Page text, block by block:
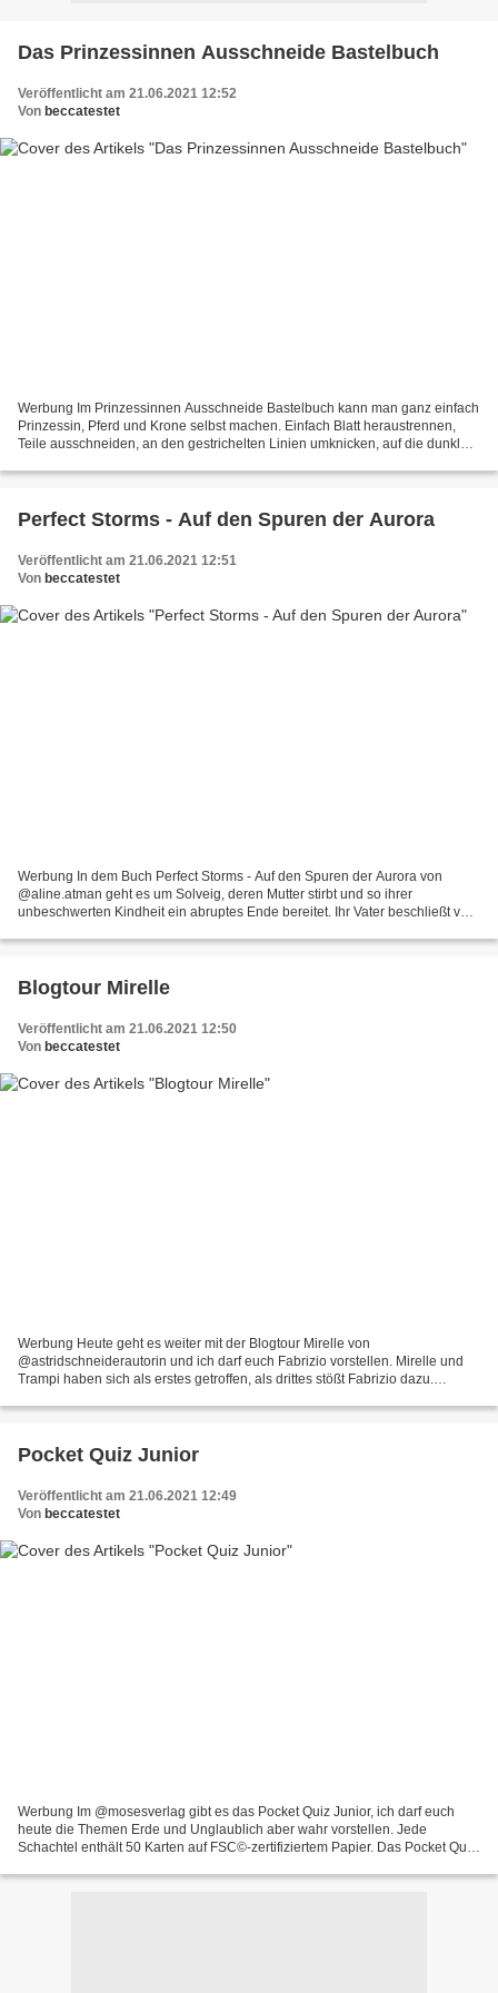
Das Prinzessinnen Ausschneide Bastelbuch
Veröffentlicht am 21.06.2021 12:52
Von beccatestet
Werbung Im Prinzessinnen Ausschneide Bastelbuch kann man ganz einfach
Prinzessin, Pferd und Krone selbst machen. Einfach Blatt heraustrennen,
Teile ausschneiden, an den gestrichelten Linien umknicken, auf die dunklen
Perfect Storms - Auf den Spuren der Aurora
Veröffentlicht am 21.06.2021 12:51
Von beccatestet
Werbung In dem Buch Perfect Storms - Auf den Spuren der Aurora von
@aline.atman geht es um Solveig, deren Mutter stirbt und so ihrer
unbeschwerten Kindheit ein abruptes Ende bereitet. Ihr Vater beschließt von
Blogtour Mirelle
Veröffentlicht am 21.06.2021 12:50
Von beccatestet
Werbung Heute geht es weiter mit der Blogtour Mirelle von
@astridschneiderautorin und ich darf euch Fabrizio vorstellen. Mirelle und
Trampi haben sich als erstes getroffen, als drittes stößt Fabrizio dazu.
Pocket Quiz Junior
Veröffentlicht am 21.06.2021 12:49
Von beccatestet
Werbung Im @mosesverlag gibt es das Pocket Quiz Junior, ich darf euch
heute die Themen Erde und Unglaublich aber wahr vorstellen. Jede
Schachtel enthält 50 Karten auf FSC©-zertifiziertem Papier. Das Pocket Quiz